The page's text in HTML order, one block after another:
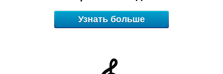
Узнать больше